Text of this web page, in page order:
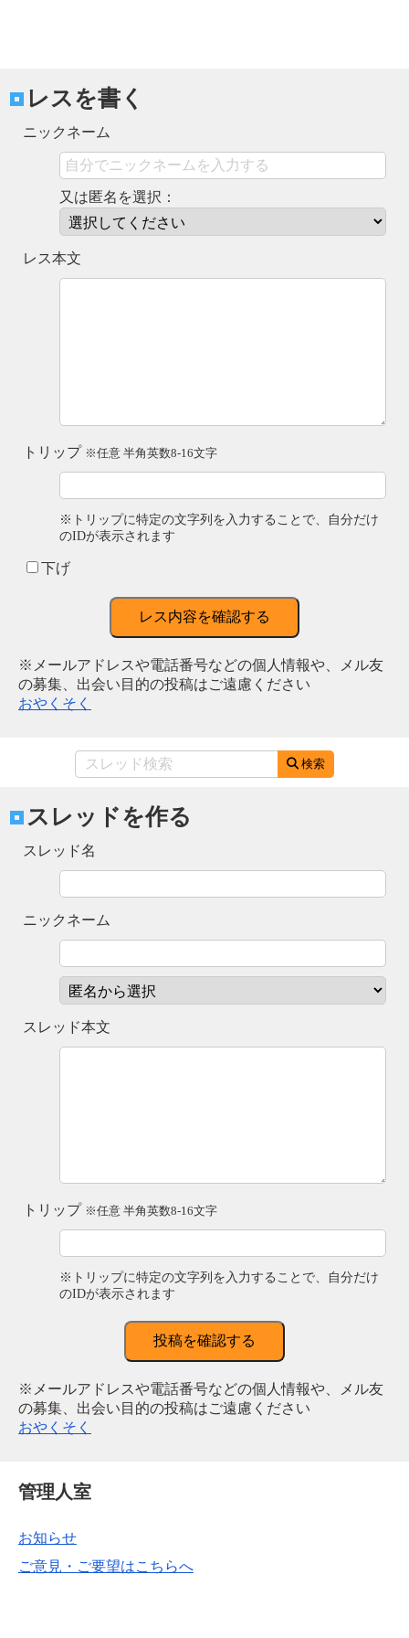
レスを書く
ニックネーム
又は匿名を選択：
レス本文
トリップ ※任意 半角英数8-16文字
※トリップに特定の文字列を入力することで、自分だけ
のIDが表示されます
下げ
レス内容を確認する
※メールアドレスや電話番号などの個人情報や、メル友
の募集、出会い目的の投稿はご遠慮ください
おやくそく
検索
スレッドを作る
スレッド名
ニックネーム
スレッド本文
トリップ ※任意 半角英数8-16文字
※トリップに特定の文字列を入力することで、自分だけ
のIDが表示されます
投稿を確認する
※メールアドレスや電話番号などの個人情報や、メル友
の募集、出会い目的の投稿はご遠慮ください
おやくそく
管理人室
お知らせ
ご意見・ご要望はこちらへ